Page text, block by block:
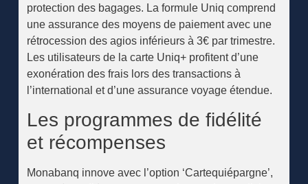
protection des bagages. La formule Uniq comprend
une assurance des moyens de paiement avec une
rétrocession des agios inférieurs à 3€ par trimestre.
Les utilisateurs de la carte Uniq+ profitent d’une
exonération des frais lors des transactions à
l’international et d’une assurance voyage étendue.
Les programmes de fidélité
et récompenses
Monabanq innove avec l’option ‘Cartequiépargne’,